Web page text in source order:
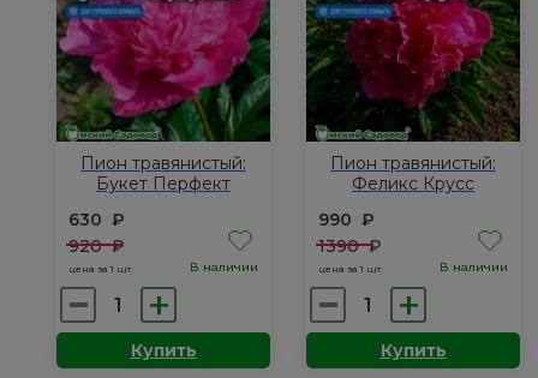
Пион травянистый:
Букет Перфект
630 ₽
920₽
цена за 1 шт. В наличии
Количество
товара
Купить
Пион травянистый:
Феликс Крусс
990 ₽
1390₽
цена за 1 шт. В наличии
Количество
товара
Купить